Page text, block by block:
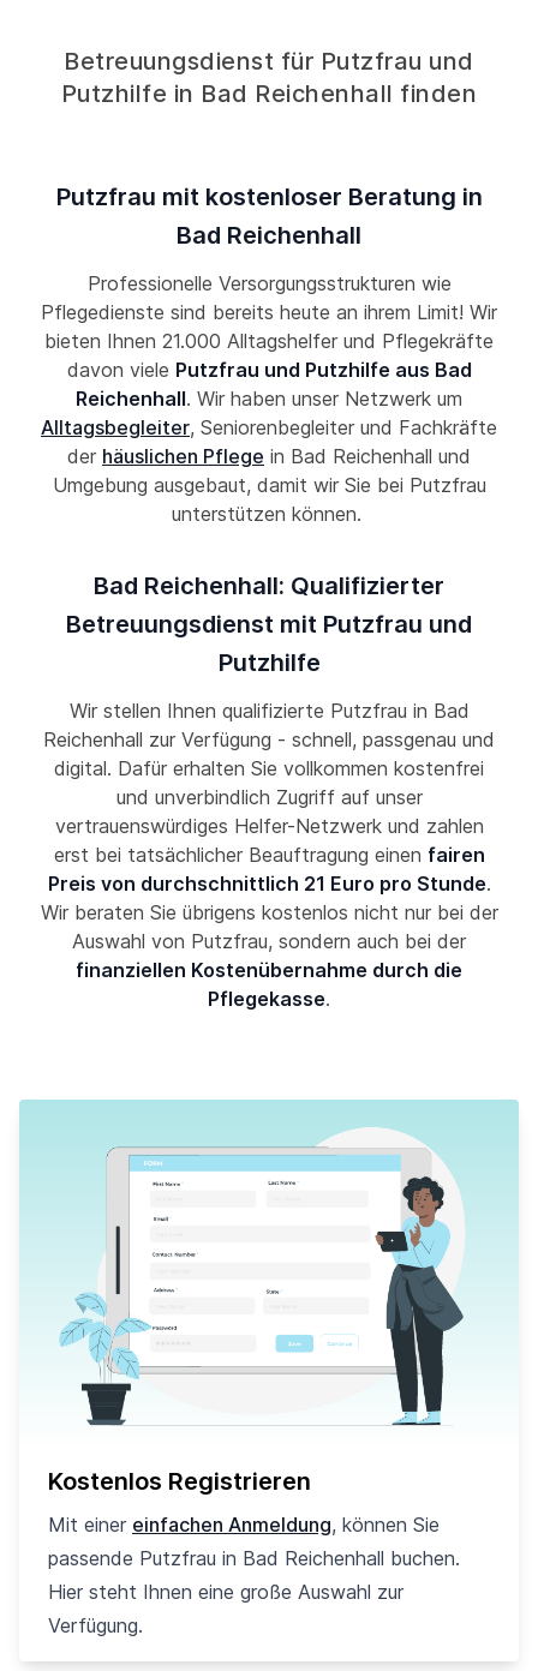
Betreuungsdienst für Putzfrau und
Putzhilfe in Bad Reichenhall finden
Putzfrau mit kostenloser Beratung in
Bad Reichenhall
Professionelle Versorgungsstrukturen wie
Pflegedienste sind bereits heute an ihrem Limit! Wir
bieten Ihnen 21.000 Alltagshelfer und Pflegekräfte
davon viele Putzfrau und Putzhilfe aus Bad
Reichenhall. Wir haben unser Netzwerk um
Alltagsbegleiter, Seniorenbegleiter und Fachkräfte
der häuslichen Pflege in Bad Reichenhall und
Umgebung ausgebaut, damit wir Sie bei Putzfrau
unterstützen können.
Bad Reichenhall: Qualifizierter
Betreuungsdienst mit Putzfrau und
Putzhilfe
Wir stellen Ihnen qualifizierte Putzfrau in Bad
Reichenhall zur Verfügung - schnell, passgenau und
digital. Dafür erhalten Sie vollkommen kostenfrei
und unverbindlich Zugriff auf unser
vertrauenswürdiges Helfer-Netzwerk und zahlen
erst bei tatsächlicher Beauftragung einen fairen
Preis von durchschnittlich 21 Euro pro Stunde.
Wir beraten Sie übrigens kostenlos nicht nur bei der
Auswahl von Putzfrau, sondern auch bei der
finanziellen Kostenübernahme durch die
Pflegekasse.
Kostenlos Registrieren
Mit einer einfachen Anmeldung, können Sie
passende Putzfrau in Bad Reichenhall buchen.
Hier steht Ihnen eine große Auswahl zur
Verfügung.